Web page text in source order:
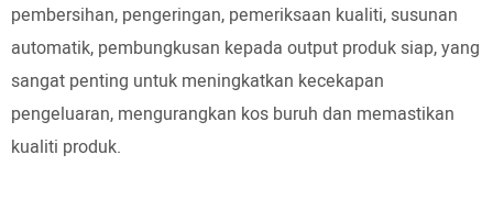
pembersihan, pengeringan, pemeriksaan kualiti, susunan
automatik, pembungkusan kepada output produk siap, yang
sangat penting untuk meningkatkan kecekapan
pengeluaran, mengurangkan kos buruh dan memastikan
kualiti produk.